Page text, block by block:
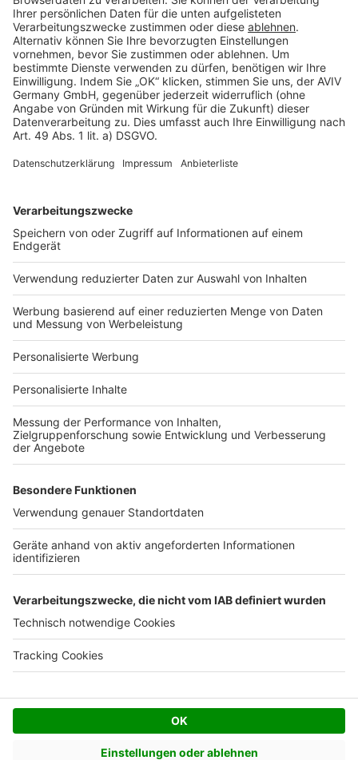
Rechtliches
AGB-Übersicht
Datenschutz
Impressum
Services
Bauprojekt-Quiz
Häuser-Suche
Hausanbieter-Suche
Bauprojekt-Profil
Für Unternehmen
Ihre Baufirma auf bauen.de
Kostenloses Infogespräch
© AVIV Germany GmbH - 2026
Facebook
Twitter